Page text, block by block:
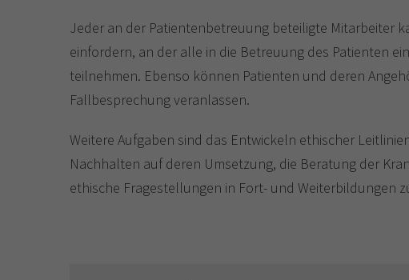
Jeder an der Patientenbetreuung beteiligte Mitarbeiter
einfordern, an der alle in die Betreuung des Patienten
teilnehmen. Ebenso können Patienten und deren
Fallbesprechung veranlassen.
Weitere Aufgaben sind das Entwickeln ethischer
Nachhalten auf deren Umsetzung, die Beratung der
ethische Fragestellungen in Fort- und Weiterbildungen